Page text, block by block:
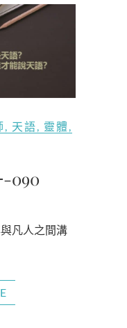
, 天語, 靈體 ,
-090
凡人之間溝